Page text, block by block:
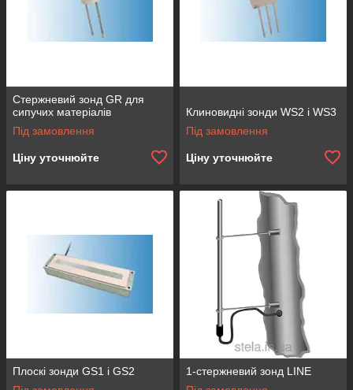
Стержневий зонд GR для
сипучих матеріалів
Під замовлення
Ціну уточнюйте
Клиновидні зонди WS2 і WS3
Під замовлення
Ціну уточнюйте
Плоскі зонди GS1 і GS2
1-стержневий зонд LINE